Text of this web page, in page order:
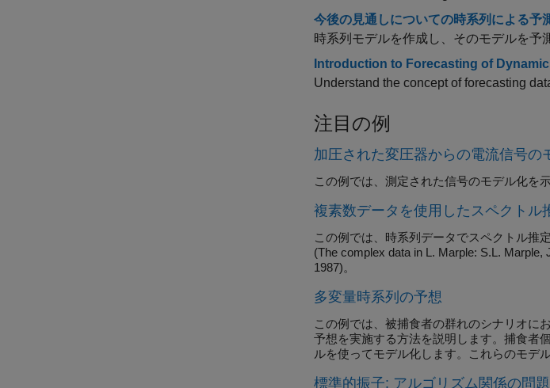
今後の見通しについての時系列による予
時系列モデルを作成し、そのモデルを予
Introduction to Forecasting of
Understand the concept of forecasting
注目の例
加圧された変圧器からの電流信号の
この例では、測定された信号のモデル化を示
複素数データを使用したスペクトル
この例では、時系列データでスペクトル推
(The complex data in L. Marple: S.L.
1987)。
多変量時系列の予想
この例では、被捕食者の群れのシナリオに
予想を実施する方法を説明します。捕食者
ルを使ってモデル化します。これらのモデ
標準的振子: アルゴリズム関係の問題